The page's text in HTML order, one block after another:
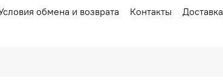
обмена и возврата Контакты Доставка